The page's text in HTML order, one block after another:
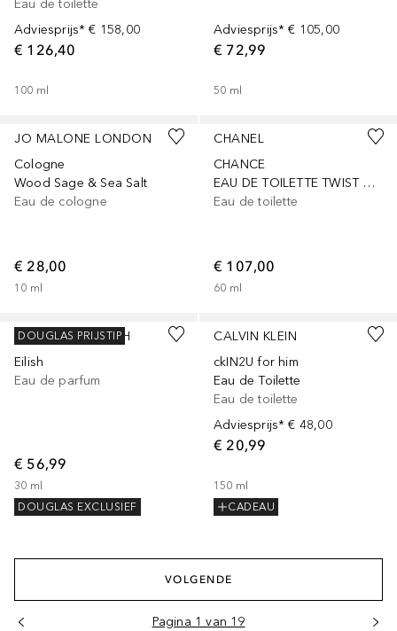
Eau de toilette
Adviesprijs* € 158,00
€ 126,40
100 ml
Adviesprijs* € 105,00
€ 72,99
50 ml
JO MALONE LONDON
Cologne
Wood Sage & Sea Salt
Eau de cologne
€ 28,00
10 ml
CHANEL
CHANCE
EAU DE TOILETTE TWIST AND SPRAY
Eau de toilette
€ 107,00
60 ml
EILISH BILLIE EILISH
Eilish
Eau de parfum
€ 56,99
30 ml
DOUGLAS EXCLUSIEF
DOUGLAS PRIJSTIP
CALVIN KLEIN
ckIN2U for him
Eau de Toilette
Eau de toilette
Adviesprijs* € 48,00
€ 20,99
150 ml
CADEAU
VOLGENDE
Pagina 1 van 19